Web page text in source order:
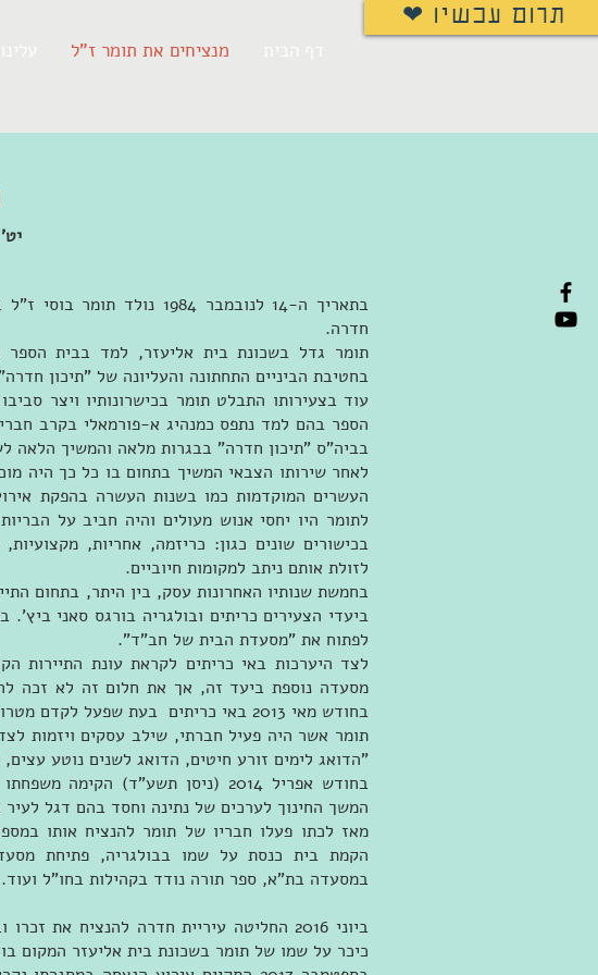
❤ תרום עכשיו
מנציחים את תומר ז"ל
בתאריך ה-14 לנובמבר 1984
חדרה.
תומר גדל בשכונת בית אליעזר, למד בבית
בחטיבת הביניים התחתונה והעליונה של "תיכון
עוד בצעירותו התבלט תומר בכישרונותיו ויצר
הספר בהם למד נתפס כמנהיג א-פורמאלי בקרב
בביה"ס "תיכון חדרה" בבגרות מלאה והמשיך הלאה
לאחר שירותו הצבאי המשיך בתחום בו כל כך היה
העשרים המוקדמות כמו בשנות העשרה בהפקת
לתומר היו יחסי אנוש מעולים והיה חביב על
בכישורים שונים כגון: כריזמה, אחריות,
לזולת אותם ניתב למקומות חיוביים.
בחמשת שנותיו האחרונות עסק, בין היתר, בתחום
ביעדי הצעירים כריתים ובולגריה בורגס סאני ביץ'.
לפתוח את "מסעדת הבית של חב"ד".
לצד היערכות באי כריתים לקראת עונת התיירות
מסעדה נוספת ביעד זה, אך את חלום זה לא זכה
בחודש מאי 2013 באי כריתים בעת שפעל לקדם מטרות אלו.
תומר אשר היה פעיל חברתי, שילב עסקים ויזמות
"הדואג לימים זורע חיטים, הדואג לשנים נוטע
בחודש אפריל 2014 (ניסן תשע"ד)
המשך החינוך לערכים של נתינה וחסד בהם דגל לעיר
מאז לכתו פעלו חבריו של תומר להנציח אותו
הקמת בית כנסת על שמו בבולגריה, פתיחת
במסעדה בת"א, ספר תורה נודד בקהילות בחו"ל ועוד.
ביוני 2016 החליטה עיריית חדרה להנציח את
כיכר על שמו של תומר בשכונת בית אליעזר המקום